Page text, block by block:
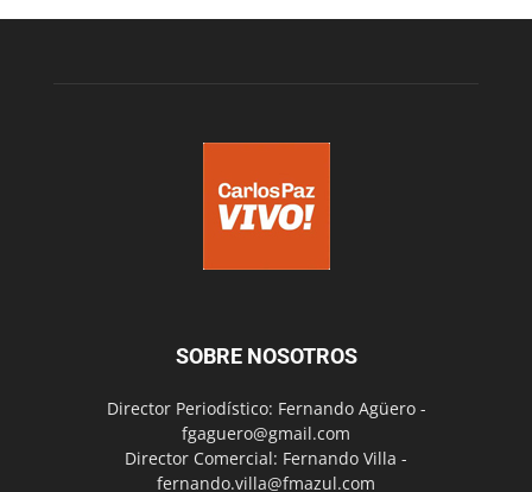
SOBRE NOSOTROS
Director Periodístico: Fernando Agüero -
fgaguero@gmail.com
Director Comercial: Fernando Villa -
fernando.villa@fmazul.com